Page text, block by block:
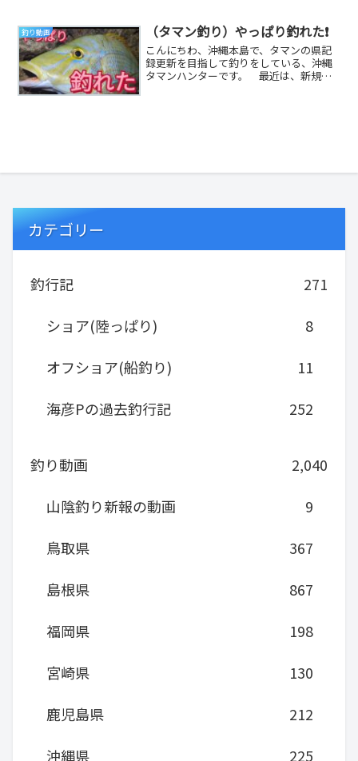
釣り動画 （タマン釣り）やっぱり釣れた❗
こんにちわ、沖縄本島で、タマンの県記
録更新を目指して釣りをしている、沖縄
タマンハンターです。 最近は、新規開
カテゴリー
釣行記
271
ショア(陸っぱり)
8
オフショア(船釣り)
11
海彦Pの過去釣行記
252
釣り動画
2,040
山陰釣り新報の動画
9
鳥取県
367
島根県
867
福岡県
198
宮崎県
130
鹿児島県
212
沖縄県
225